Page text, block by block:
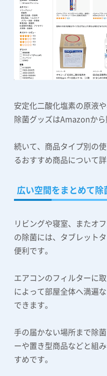
安定化二酸化塩素の原液
除菌グッズはAmazonから
続いて、商品タイプ別の
るおすすめ商品について
広い空間をまとめて
リビングや寝室、またオ
の除菌には、タブレット
便利です。
エアコンのフィルターに
によって部屋全体へ満遍
できます。
手の届かない場所まで除
ーや置き型商品などと組
すめです。